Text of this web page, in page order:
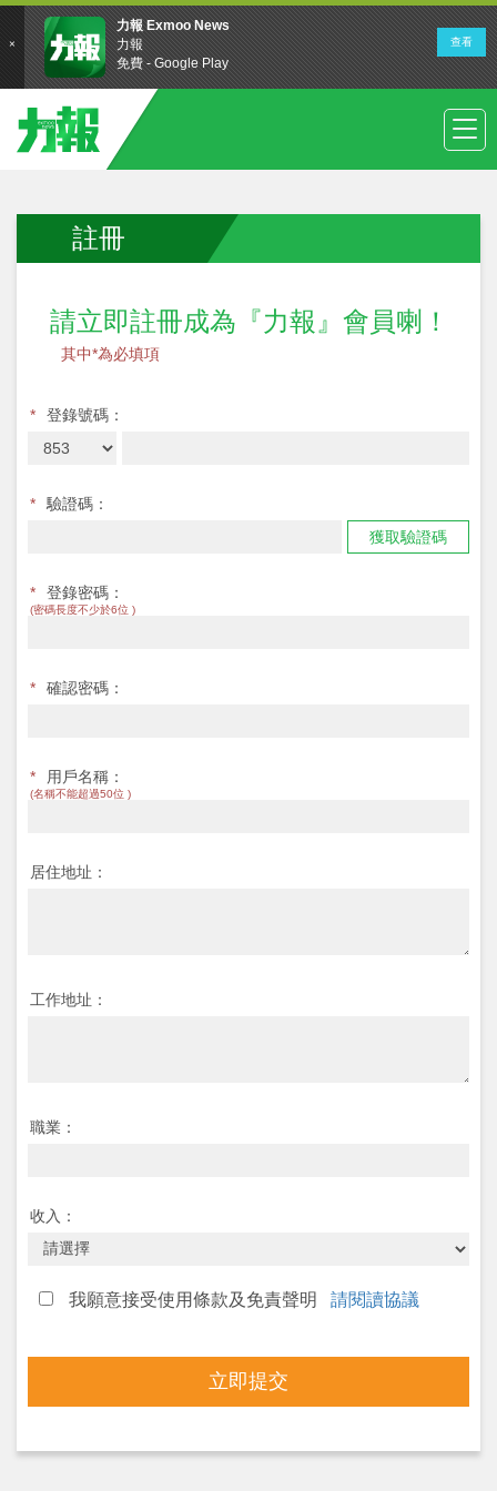
註冊
請立即註冊成為『力報』會員喇！
其中*為必填項
* 登錄號碼：
*
驗證碼：
獲取驗證碼
* 登錄密碼：
(密碼長度不少於6位 )
* 確認密碼：
* 用戶名稱：
(名稱不能超過50位 )
居住地址：
工作地址：
職業：
收入：
我願意接受使用條款及免責聲明 請閱讀協議